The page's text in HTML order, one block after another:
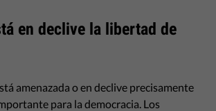
en declive la libertad de
amenazada o en declive precisamente
para la democracia. Los